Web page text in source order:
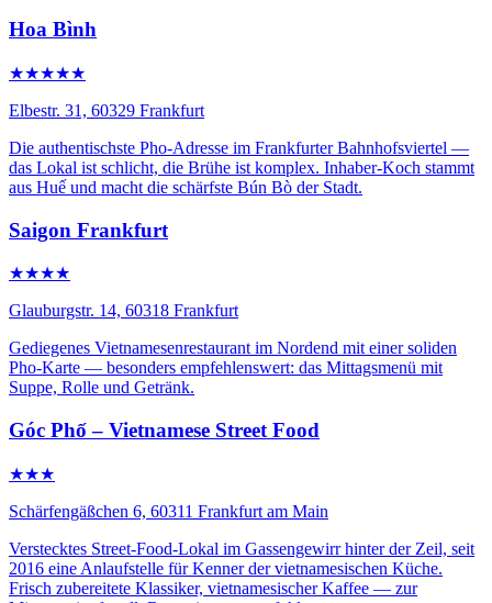
Hoa Bình
★★★★★
Elbestr. 31, 60329 Frankfurt
Die authentischste Pho-Adresse im Frankfurter Bahnhofsviertel —
das Lokal ist schlicht, die Brühe ist komplex. Inhaber-Koch stammt
aus Huế und macht die schärfste Bún Bò der Stadt.
Saigon Frankfurt
★★★★
Glauburgstr. 14, 60318 Frankfurt
Gediegenes Vietnamesenrestaurant im Nordend mit einer soliden
Pho-Karte — besonders empfehlenswert: das Mittagsmenü mit
Suppe, Rolle und Getränk.
Góc Phố – Vietnamese Street Food
★★★
Schärfengäßchen 6, 60311 Frankfurt am Main
Verstecktes Street-Food-Lokal im Gassengewirr hinter der Zeil, seit
2016 eine Anlaufstelle für Kenner der vietnamesischen Küche.
Frisch zubereitete Klassiker, vietnamesischer Kaffee — zur